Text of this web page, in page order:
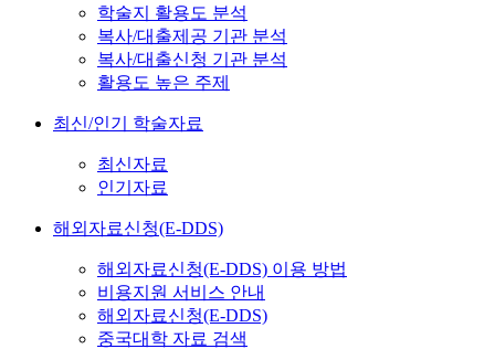
학술지 활용도 분석
복사/대출제공 기관 분석
복사/대출신청 기관 분석
활용도 높은 주제
최신/인기 학술자료
최신자료
인기자료
해외자료신청(E-DDS)
해외자료신청(E-DDS) 이용 방법
비용지원 서비스 안내
해외자료신청(E-DDS)
중국대학 자료 검색